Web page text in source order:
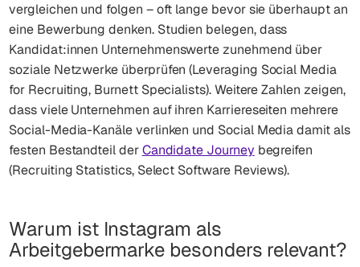
vergleichen und folgen – oft lange bevor sie überhaupt an
eine Bewerbung denken. Studien belegen, dass
Kandidat:innen Unternehmenswerte zunehmend über
soziale Netzwerke überprüfen (Leveraging Social Media
for Recruiting, Burnett Specialists). Weitere Zahlen zeigen,
dass viele Unternehmen auf ihren Karriereseiten mehrere
Social-Media-Kanäle verlinken und Social Media damit als
festen Bestandteil derCandidate Journey begreifen
(Recruiting Statistics, Select Software Reviews).
Warum ist Instagram als
Arbeitgebermarke besonders relevant?